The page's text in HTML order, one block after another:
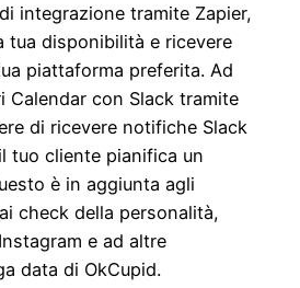
integrazione tramite Zapier,
tua disponibilità e ricevere
piattaforma preferita. Ad
Calendar con Slack tramite
di ricevere notifiche Slack
tuo cliente pianifica un
è in aggiunta agli
check della personalità,
e ad altre
data di OkCupid.